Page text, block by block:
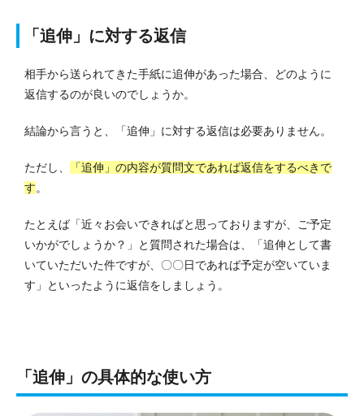
「追伸」に対する返信
相手から送られてきた手紙に追伸があった場合、どのように
返信するのが良いのでしょうか。
結論から言うと、「追伸」に対する返信は必要ありません。
ただし、
「追伸」の内容が質問文であれば返信をするべきで
す。
たとえば「近々お会いできればと思っておりますが、ご予定
いかがでしょうか？」と質問された場合は、「追伸として書
いていただいた件ですが、〇〇日であれば予定が空いていま
す」といったように返信をしましょう。
「追伸」の具体的な使い方